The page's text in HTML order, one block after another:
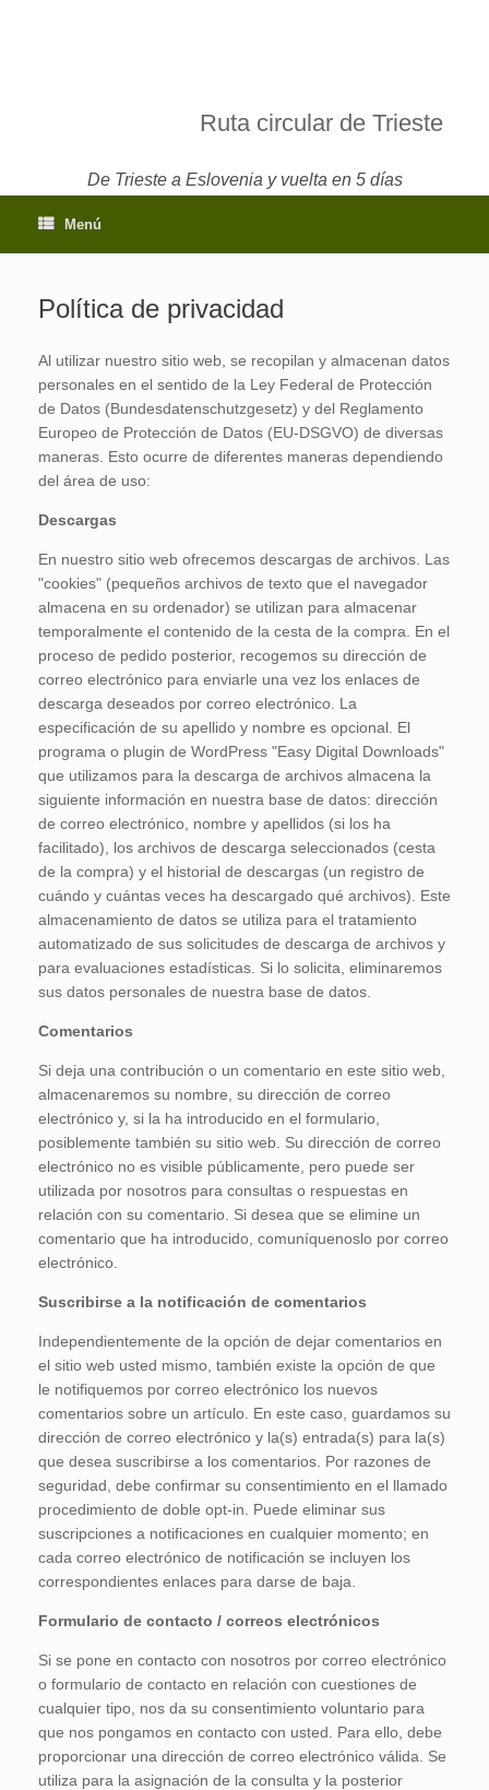
Ruta circular de Trieste
De Trieste a Eslovenia y vuelta en 5 días
Menú
Política de privacidad
Al utilizar nuestro sitio web, se recopilan y almacenan datos
personales en el sentido de la Ley Federal de Protección
de Datos (Bundesdatenschutzgesetz) y del Reglamento
Europeo de Protección de Datos (EU-DSGVO) de diversas
maneras. Esto ocurre de diferentes maneras dependiendo
del área de uso:
Descargas
En nuestro sitio web ofrecemos descargas de archivos. Las
"cookies" (pequeños archivos de texto que el navegador
almacena en su ordenador) se utilizan para almacenar
temporalmente el contenido de la cesta de la compra. En el
proceso de pedido posterior, recogemos su dirección de
correo electrónico para enviarle una vez los enlaces de
descarga deseados por correo electrónico. La
especificación de su apellido y nombre es opcional. El
programa o plugin de WordPress "Easy Digital Downloads"
que utilizamos para la descarga de archivos almacena la
siguiente información en nuestra base de datos: dirección
de correo electrónico, nombre y apellidos (si los ha
facilitado), los archivos de descarga seleccionados (cesta
de la compra) y el historial de descargas (un registro de
cuándo y cuántas veces ha descargado qué archivos). Este
almacenamiento de datos se utiliza para el tratamiento
automatizado de sus solicitudes de descarga de archivos y
para evaluaciones estadísticas. Si lo solicita, eliminaremos
sus datos personales de nuestra base de datos.
Comentarios
Si deja una contribución o un comentario en este sitio web,
almacenaremos su nombre, su dirección de correo
electrónico y, si la ha introducido en el formulario,
posiblemente también su sitio web. Su dirección de correo
electrónico no es visible públicamente, pero puede ser
utilizada por nosotros para consultas o respuestas en
relación con su comentario. Si desea que se elimine un
comentario que ha introducido, comuníquenoslo por correo
electrónico.
Suscribirse a la notificación de comentarios
Independientemente de la opción de dejar comentarios en
el sitio web usted mismo, también existe la opción de que
le notifiquemos por correo electrónico los nuevos
comentarios sobre un artículo. En este caso, guardamos su
dirección de correo electrónico y la(s) entrada(s) para la(s)
que desea suscribirse a los comentarios. Por razones de
seguridad, debe confirmar su consentimiento en el llamado
procedimiento de doble opt-in. Puede eliminar sus
suscripciones a notificaciones en cualquier momento; en
cada correo electrónico de notificación se incluyen los
correspondientes enlaces para darse de baja.
Formulario de contacto / correos electrónicos
Si se pone en contacto con nosotros por correo electrónico
o formulario de contacto en relación con cuestiones de
cualquier tipo, nos da su consentimiento voluntario para
que nos pongamos en contacto con usted. Para ello, debe
proporcionar una dirección de correo electrónico válida. Se
utiliza para la asignación de la consulta y la posterior